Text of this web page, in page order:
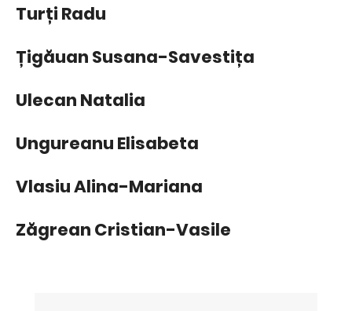
Turți Radu
Țigăuan Susana-Savestița
Ulecan Natalia
Ungureanu Elisabeta
Vlasiu Alina-Mariana
Zăgrean Cristian-Vasile